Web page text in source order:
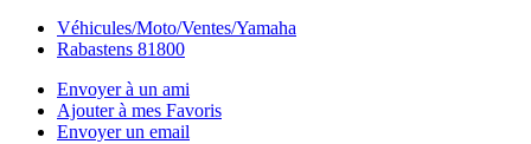
Véhicules/Moto/Ventes/Yamaha
Rabastens 81800
Envoyer à un ami
Ajouter à mes Favoris
Envoyer un email